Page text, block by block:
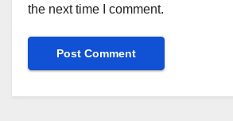
the next time I comment.